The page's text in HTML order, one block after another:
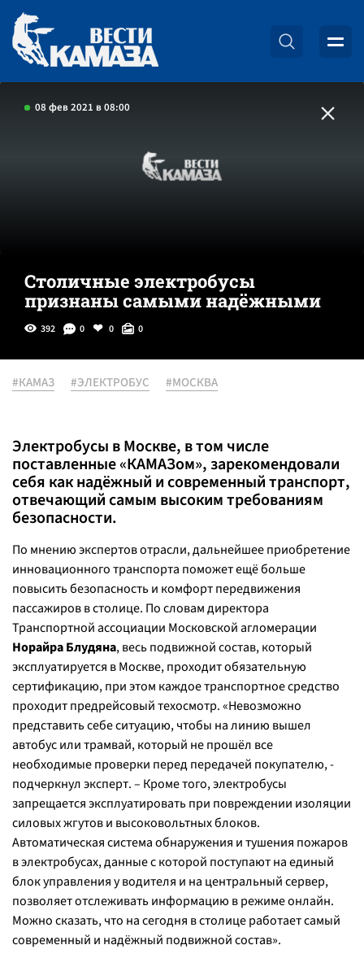
08 фев 2021 в 08:00
Столичные электробусы
признаны самыми надёжными
392 0 0 0
#КАМАЗ #ЭЛЕКТРОБУС #МОСКВА
Электробусы в Москве, в том числе
поставленные «КАМАЗом», зарекомендовали
себя как надёжный и современный транспорт,
отвечающий самым высоким требованиям
безопасности.
По мнению экспертов отрасли, дальнейшее приобретение
инновационного транспорта поможет ещё больше
повысить безопасность и комфорт передвижения
пассажиров в столице. По словам директора
Транспортной ассоциации Московской агломерации
Норайра Блудяна, весь подвижной состав, который
эксплуатируется в Москве, проходит обязательную
сертификацию, при этом каждое транспортное средство
проходит предрейсовый техосмотр.«Невозможно
представить себе ситуацию, чтобы на линию вышел
автобус или трамвай, который не прошёл все
необходимые проверки перед передачей покупателю, -
подчеркнул эксперт. – Кроме того, электробусы
запрещается эксплуатировать при повреждении изоляции
силовых жгутов и высоковольтных блоков.
Автоматическая система обнаружения и тушения пожаров
в электробусах, данные с которой поступают на единый
блок управления у водителя и на центральный сервер,
позволяет отслеживать информацию в режиме онлайн.
Можно сказать, что на сегодня в столице работает самый
современный и надёжный подвижной состав».